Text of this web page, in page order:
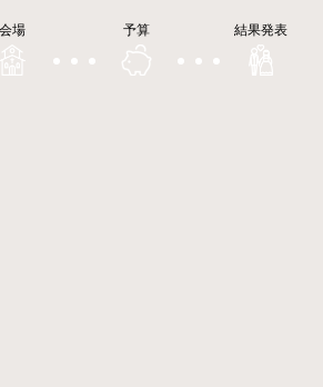
会場 予算 結果発表